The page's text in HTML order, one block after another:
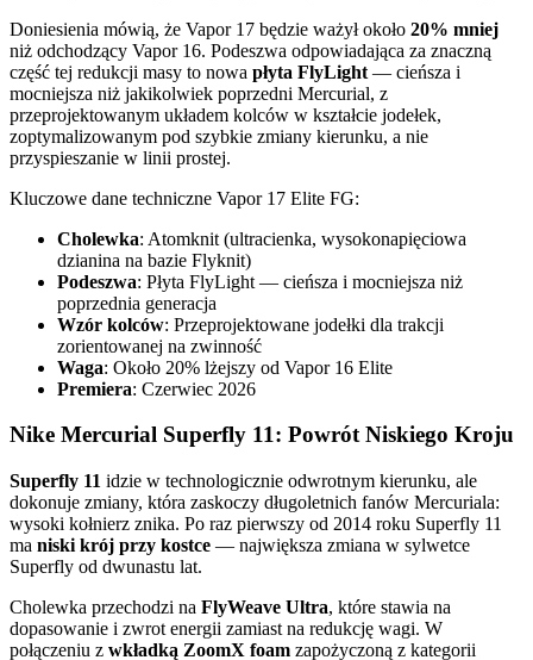
Doniesienia mówią, że Vapor 17 będzie ważył około 20% mniej
niż odchodzący Vapor 16. Podeszwa odpowiadająca za znaczną
część tej redukcji masy to nowa płyta FlyLight — cieńsza i
mocniejsza niż jakikolwiek poprzedni Mercurial, z
przeprojektowanym układem kolców w kształcie jodełek,
zoptymalizowanym pod szybkie zmiany kierunku, a nie
przyspieszanie w linii prostej.
Kluczowe dane techniczne Vapor 17 Elite FG:
Cholewka: Atomknit (ultracienka, wysokonapięciowa
dzianina na bazie Flyknit)
Podeszwa: Płyta FlyLight — cieńsza i mocniejsza niż
poprzednia generacja
Wzór kolców: Przeprojektowane jodełki dla trakcji
zorientowanej na zwinność
Waga: Około 20% lżejszy od Vapor 16 Elite
Premiera: Czerwiec 2026
Nike Mercurial Superfly 11: Powrót Niskiego Kroju
Superfly 11 idzie w technologicznie odwrotnym kierunku, ale
dokonuje zmiany, która zaskoczy długoletnich fanów Mercuriala:
wysoki kołnierz znika. Po raz pierwszy od 2014 roku Superfly 11
ma niski krój przy kostce — największa zmiana w sylwetce
Superfly od dwunastu lat.
Cholewka przechodzi na FlyWeave Ultra, które stawia na
dopasowanie i zwrot energii zamiast na redukcję wagi. W
połączeniu z wkładką ZoomX foam zapożyczoną z kategorii